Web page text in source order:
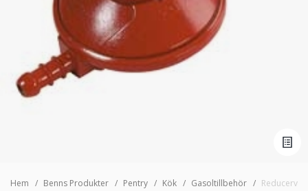
Hem Benns Produkter Pentry Kök Gasoltillbehör